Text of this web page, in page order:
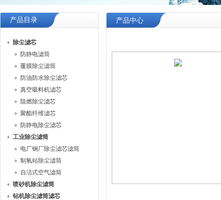
产品目录
除尘滤芯
防静电滤筒
覆膜除尘滤筒
防油防水除尘滤芯
真空吸料机滤芯
阻燃除尘滤芯
聚酯纤维滤芯
防静电除尘滤芯
工业除尘滤筒
电厂钢厂除尘滤芯滤筒
制氧站除尘滤筒
自洁式空气滤筒
喷砂机除尘滤筒
钻机除尘滤筒滤芯
产品中心